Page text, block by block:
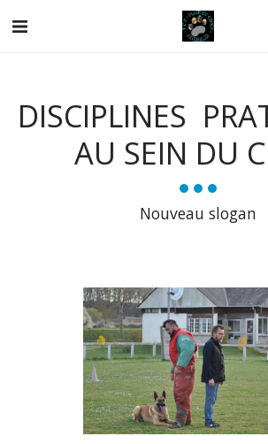
DISCIPLINES
AU SEIN DU
Nouveau slogan